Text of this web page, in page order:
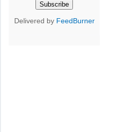
Delivered by FeedBurner